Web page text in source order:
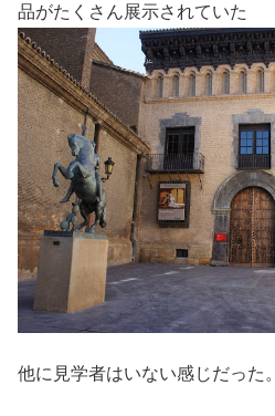
品がたくさん展示されていた
他に見学者はいない感じだった。